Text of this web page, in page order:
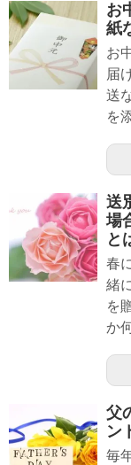
お
紙
お
届
送
を
送
場
と
春
緒
を
か
父
ン
毎